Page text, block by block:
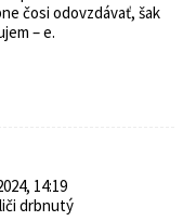
čosi odovzdávať, šak
– e.
14:19
drbnutý